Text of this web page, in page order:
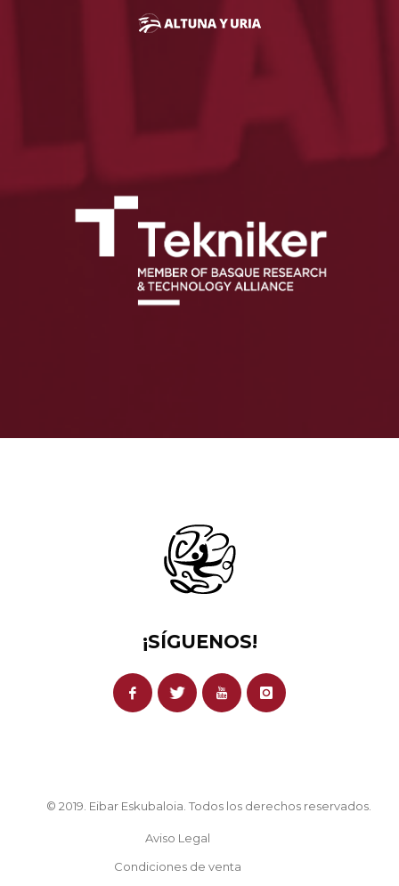
¡SÍGUENOS!
© 2019. Eibar Eskubaloia. Todos los derechos reservados.
Aviso Legal
Condiciones de venta